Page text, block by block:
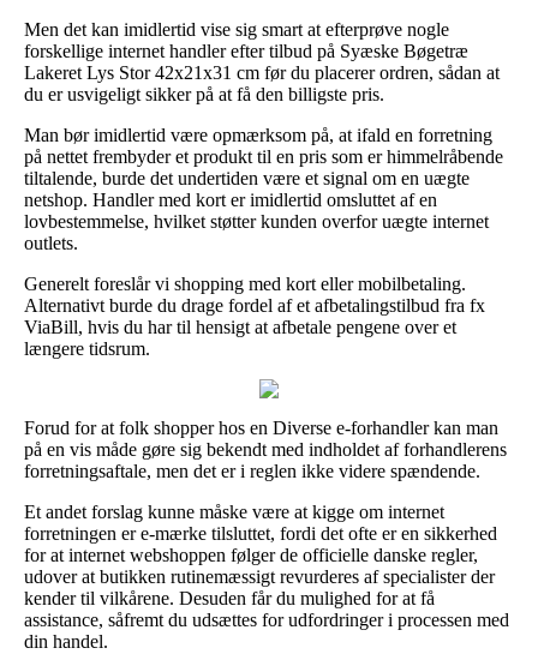
Men det kan imidlertid vise sig smart at efterprøve nogle
forskellige internet handler efter tilbud på Syæske Bøgetræ
Lakeret Lys Stor 42x21x31 cm før du placerer ordren, sådan at
du er usvigeligt sikker på at få den billigste pris.
Man bør imidlertid være opmærksom på, at ifald en forretning
på nettet frembyder et produkt til en pris som er himmelråbende
tiltalende, burde det undertiden være et signal om en uægte
netshop. Handler med kort er imidlertid omsluttet af en
lovbestemmelse, hvilket støtter kunden overfor uægte internet
outlets.
Generelt foreslår vi shopping med kort eller mobilbetaling.
Alternativt burde du drage fordel af et afbetalingstilbud fra fx
ViaBill, hvis du har til hensigt at afbetale pengene over et
længere tidsrum.
Forud for at folk shopper hos en Diverse e-forhandler kan man
på en vis måde gøre sig bekendt med indholdet af forhandlerens
forretningsaftale, men det er i reglen ikke videre spændende.
Et andet forslag kunne måske være at kigge om internet
forretningen er e-mærke tilsluttet, fordi det ofte er en sikkerhed
for at internet webshoppen følger de officielle danske regler,
udover at butikken rutinemæssigt revurderes af specialister der
kender til vilkårene. Desuden får du mulighed for at få
assistance, såfremt du udsættes for udfordringer i processen med
din handel.